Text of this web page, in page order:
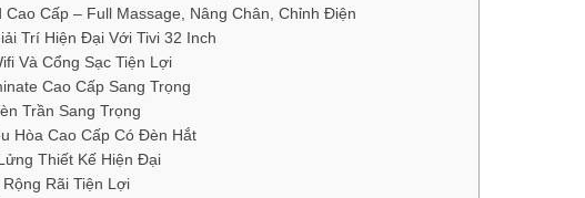
Cao Cấp – Full Massage, Nâng Chân, Chỉnh Điện
Trí Hiện Đại Với Tivi 32 Inch
Và Cổng Sạc Tiện Lợi
Cao Cấp Sang Trọng
Trần Sang Trọng
Hòa Cao Cấp Có Đèn Hắt
Thiết Kế Hiện Đại
Rãi Tiện Lợi